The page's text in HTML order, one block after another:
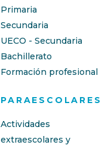
Primaria
Secundaria
UECO - Secundaria
Bachillerato
Formación profesional
PARAESCOLARES
Actividades
extraescolares y